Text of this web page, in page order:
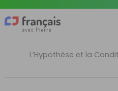
L’Hypothèse et la